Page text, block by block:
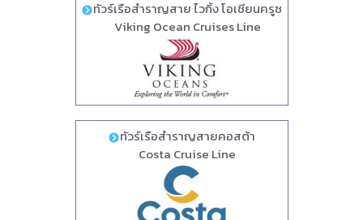
ทัวร์เรือสำราญสาย ไวกิ้ง โอเชียนครูซ
Viking Ocean Cruises Line
ทัวร์เรือสำราญสายคอสต้า
Costa Cruise Line